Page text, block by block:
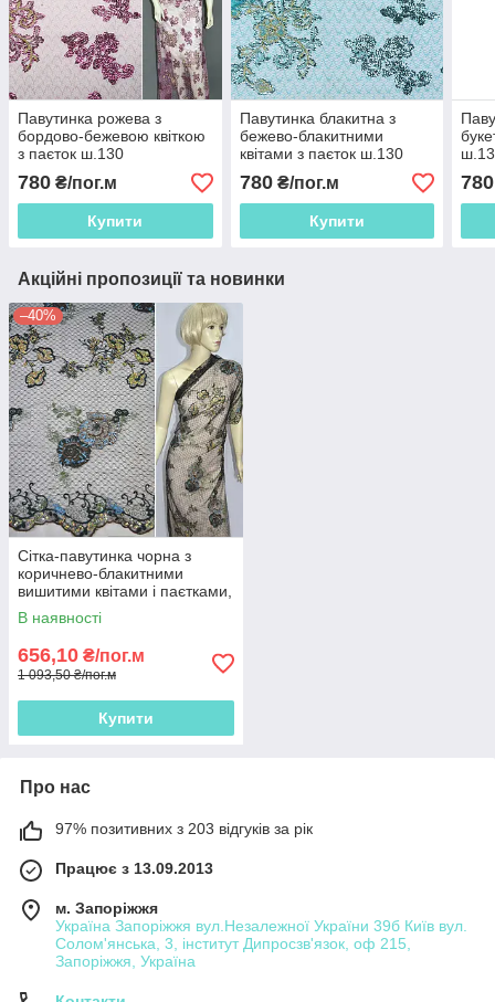
Павутинка рожева з
бордово-бежевою квіткою
з паєток ш.130
780 ₴/пог.м
Купити
Павутинка блакитна з
бежево-блакитними
квітами з паєток ш.130
780₴/пог.м
Купити
780
Акційні пропозиції та новинки
–40%
Сітка-павутинка чорна з
коричнево-блакитними
вишитими квітами і паєтками,
ш.140
В наявності
656,10 ₴/пог.м
1 093,50 ₴/пог.м
Купити
Про нас
97% позитивних з 203 відгуків за рік
Працює з 13.09.2013
м. Запоріжжя
Україна Запоріжжя вул.Незалежної України 39б Київ вул.
Солом'янська, 3, інститут Дипросзв'язок, оф 215,
Запоріжжя, Україна